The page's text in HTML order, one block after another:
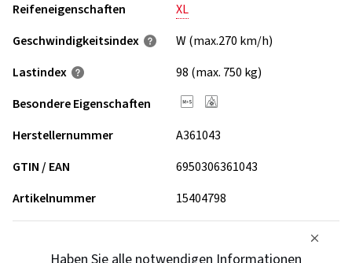
Reifeneigenschaften
XL
Geschwindigkeits­index
W (max.270 km/h)
Lastindex
98 (max. 750 kg)
Besondere Eigenschaften
Herstellernummer
A361043
GTIN / EAN
6950306361043
Artikelnummer
15404798